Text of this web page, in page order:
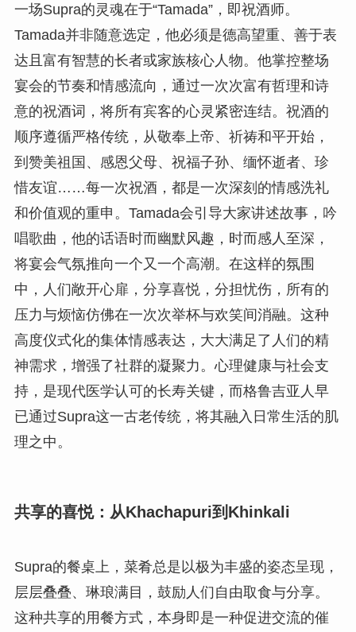
一场Supra的灵魂在于“Tamada”，即祝酒师。
Tamada并非随意选定，他必须是德高望重、善于表
达且富有智慧的长者或家族核心人物。他掌控整场
宴会的节奏和情感流向，通过一次次富有哲理和诗
意的祝酒词，将所有宾客的心灵紧密连结。祝酒的
顺序遵循严格传统，从敬奉上帝、祈祷和平开始，
到赞美祖国、感恩父母、祝福子孙、缅怀逝者、珍
惜友谊……每一次祝酒，都是一次深刻的情感洗礼
和价值观的重申。Tamada会引导大家讲述故事，吟
唱歌曲，他的话语时而幽默风趣，时而感人至深，
将宴会气氛推向一个又一个高潮。在这样的氛围
中，人们敞开心扉，分享喜悦，分担忧伤，所有的
压力与烦恼仿佛在一次次举杯与欢笑间消融。这种
高度仪式化的集体情感表达，大大满足了人们的精
神需求，增强了社群的凝聚力。心理健康与社会支
持，是现代医学认可的长寿关键，而格鲁吉亚人早
已通过Supra这一古老传统，将其融入日常生活的肌
理之中。
共享的喜悦：从Khachapuri到Khinkali
Supra的餐桌上，菜肴总是以极为丰盛的姿态呈现，
层层叠叠、琳琅满目，鼓励人们自由取食与分享。
这种共享的用餐方式，本身即是一种促进交流的催